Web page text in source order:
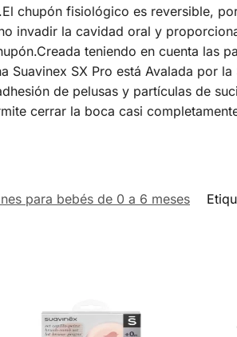
chupón fisiológico es reversible,
invadir la cavidad oral y
teniendo en cuenta las
Suavinex SX Pro está Avalada por
de pelusas y partículas de
cerrar la boca casi
para bebés de 0 a 6 meses